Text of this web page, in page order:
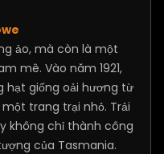
ảo, mà còn là một
mê. Vào năm 1921,
hạt giống oải hương từ
trang trại nhỏ. Trải
không chỉ thành công
của Tasmania.